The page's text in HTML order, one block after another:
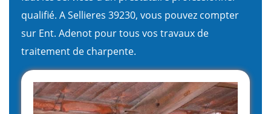
qualifié. A Sellieres 39230, vous pouvez compter
sur Ent. Adenot pour tous vos travaux de
traitement de charpente.